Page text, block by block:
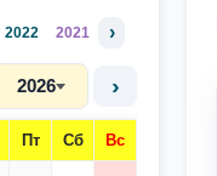
2022 2021 ›
2026 ›
Пт Сб Вс